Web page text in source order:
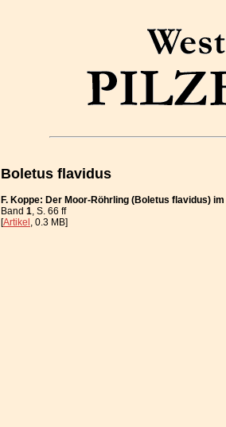
Boletus flavidus
F. Koppe: Der Moor-Röhrling (Boletus flavidus)
Band 1, S. 66 ff
[Artikel, 0.3 MB]